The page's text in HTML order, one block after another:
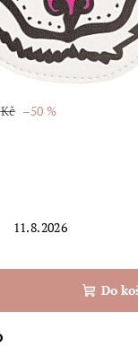
–50 %
11.8.2026
Do